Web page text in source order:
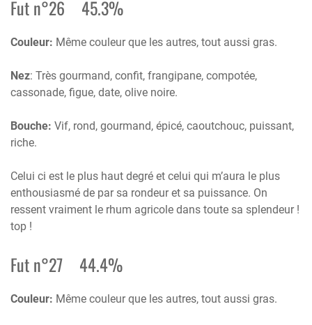
Fut n°26 45.3%
Couleur: Même couleur que les autres, tout aussi gras.
Nez: Très gourmand, confit, frangipane, compotée,
cassonade, figue, date, olive noire.
Bouche: Vif, rond, gourmand, épicé, caoutchouc, puissant,
riche.
Celui ci est le plus haut degré et celui qui m’aura le plus
enthousiasmé de par sa rondeur et sa puissance. On
ressent vraiment le rhum agricole dans toute sa splendeur !
top !
Fut n°27 44.4%
Couleur: Même couleur que les autres, tout aussi gras.